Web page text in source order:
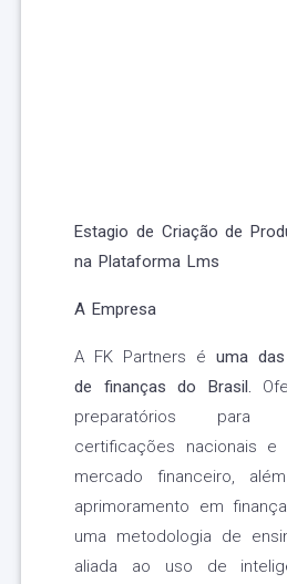
Estagio de Criação de
na Plataforma Lms
A Empresa
A FK Partners é uma
de finanças do Brasil.
preparatórios para
certificações nacionais e
mercado financeiro,
aprimoramento em
uma metodologia de
aliada ao uso de